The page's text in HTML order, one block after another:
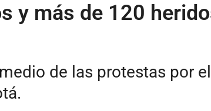
y más de 120
de las protestas por